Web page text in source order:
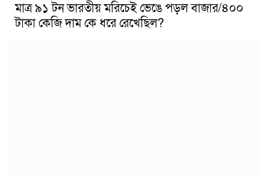
মাত্র ৯১ টন ভারতীয় মরিচেই ভেঙে পড়ল বাজার/৪০০
টাকা কেজি দাম কে ধরে রেখেছিল?